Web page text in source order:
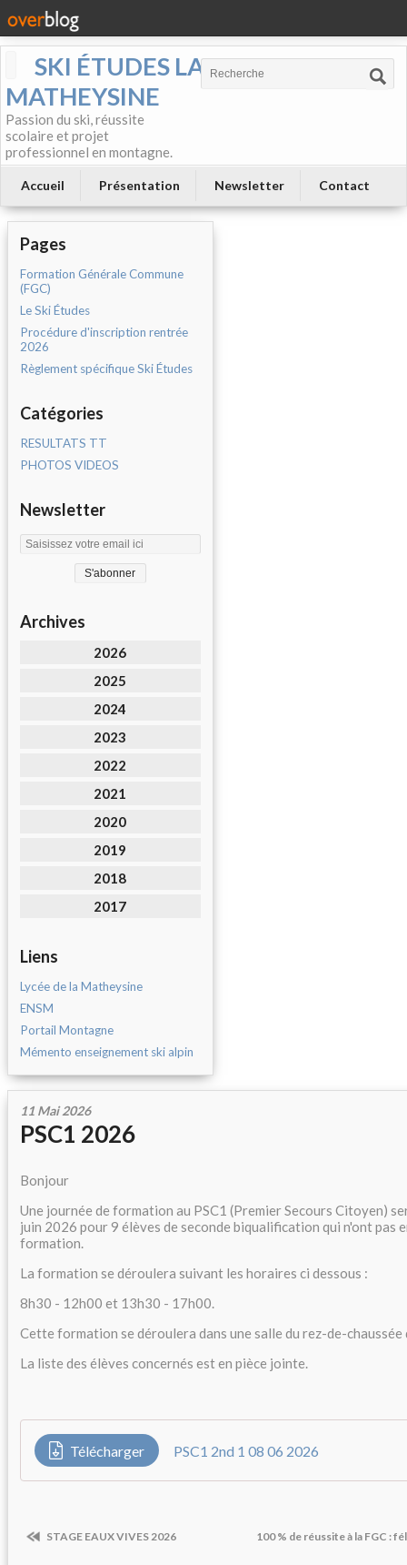
SKI ÉTUDES LA
MATHEYSINE
Passion du ski, réussite
scolaire et projet
professionnel en montagne.
Accueil Présentation Newsletter Contact
Pages
Formation Générale Commune
(FGC)
Le Ski Études
Procédure d'inscription rentrée
2026
Règlement spécifique Ski Études
Catégories
RESULTATS TT
PHOTOS VIDEOS
Newsletter
Archives
2026
2025
2024
2023
2022
2021
2020
2019
2018
2017
Liens
Lycée de la Matheysine
ENSM
Portail Montagne
Mémento enseignement ski alpin
11 Mai 2026
PSC1 2026
Bonjour
Une journée de formation au PSC1 (Premier Secours Citoyen)
juin 2026 pour 9 élèves de seconde biqualification qui n'ont pas
formation.
La formation se déroulera suivant les horaires ci dessous :
8h30 - 12h00 et 13h30 - 17h00.
Cette formation se déroulera dans une salle du rez-de-chaussée
La liste des élèves concernés est en pièce jointe.
Télécharger PSC1 2nd 1 08 06 2026
STAGE EAUX VIVES 2026 100 % de réussite à la FGC :